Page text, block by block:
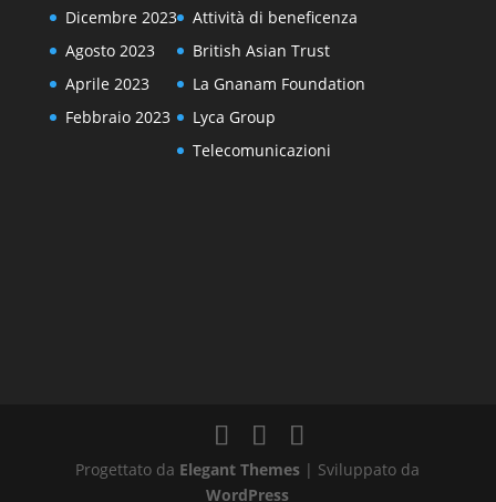
Dicembre 2023
Agosto 2023
Aprile 2023
Febbraio 2023
Attività di beneficenza
British Asian Trust
La Gnanam Foundation
Lyca Group
Telecomunicazioni
Progettato da Elegant Themes | Sviluppato da
WordPress